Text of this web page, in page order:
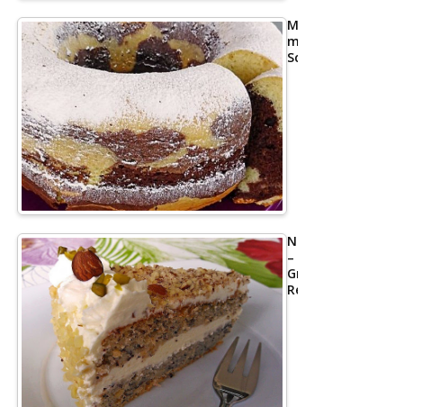
Marmorkuchen
mit
Schmand
Nusstorte
–
Großmutters
Rezept